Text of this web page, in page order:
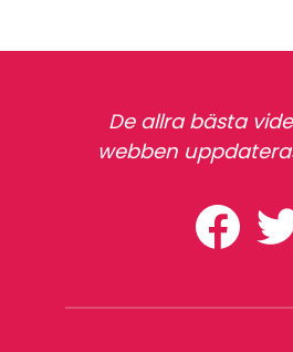
De allra bästa
webben